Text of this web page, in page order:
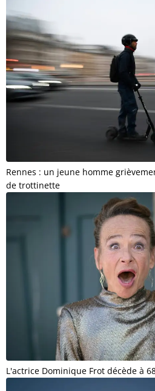
Rennes : un jeune homme
de trottinette
L'actrice Dominique Frot décède à